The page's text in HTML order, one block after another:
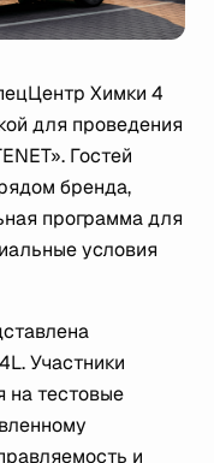
Химки 4
для проведения
Гостей
бренда,
программа для
условия
Участники
на тестовые
и